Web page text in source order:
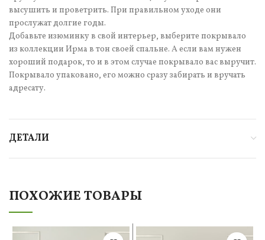
высушить и проветрить. При правильном уходе они
прослужат долгие годы.
Добавьте изюминку в свой интерьер, выберите покрывало
из коллекции Ирма в тон своей спальне. А если вам нужен
хороший подарок, то и в этом случае покрывало вас выручит.
Покрывало упаковано, его можно сразу забирать и вручать
адресату.
ДЕТАЛИ
ПОХОЖИЕ ТОВАРЫ